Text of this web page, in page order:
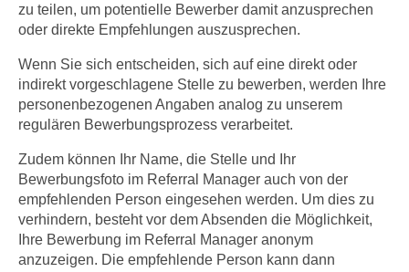
zu teilen, um potentielle Bewerber damit anzusprechen
oder direkte Empfehlungen auszusprechen.
Wenn Sie sich entscheiden, sich auf eine direkt oder
indirekt vorgeschlagene Stelle zu bewerben, werden Ihre
personenbezogenen Angaben analog zu unserem
regulären Bewerbungsprozess verarbeitet.
Zudem können Ihr Name, die Stelle und Ihr
Bewerbungsfoto im Referral Manager auch von der
empfehlenden Person eingesehen werden. Um dies zu
verhindern, besteht vor dem Absenden die Möglichkeit,
Ihre Bewerbung im Referral Manager anonym
anzuzeigen. Die empfehlende Person kann dann